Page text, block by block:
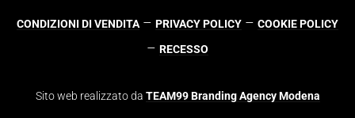
CONDIZIONI DI VENDITA – PRIVACY POLICY – COOKIE POLICY
– RECESSO
Sito web realizzato da TEAM99 Branding Agency Modena